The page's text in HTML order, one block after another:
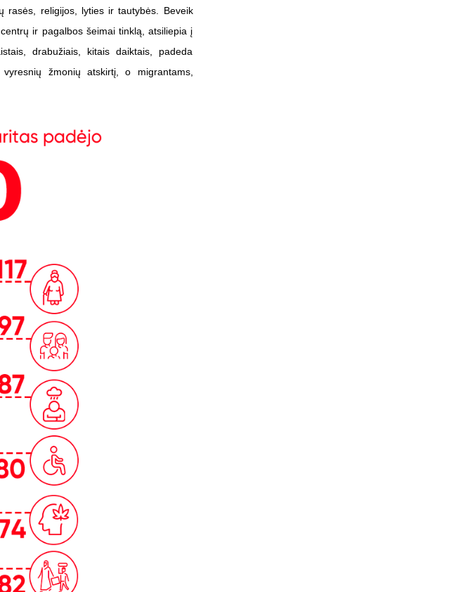
rasės, religijos, lyties ir tautybės. Beveik
ir pagalbos šeimai tinklą, atsiliepia į
drabužiais, kitais daiktais, padeda
žmonių atskirtį, o migrantams,